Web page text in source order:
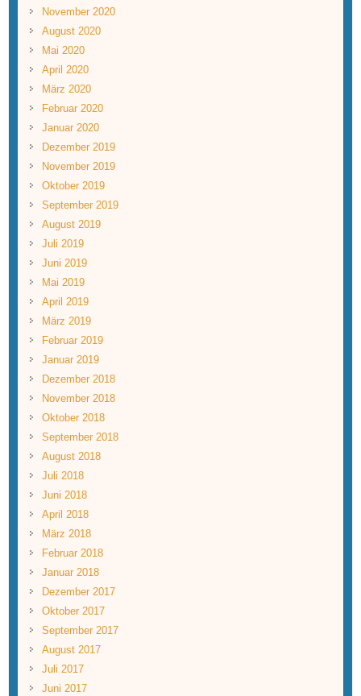
November 2020
August 2020
Mai 2020
April 2020
März 2020
Februar 2020
Januar 2020
Dezember 2019
November 2019
Oktober 2019
September 2019
August 2019
Juli 2019
Juni 2019
Mai 2019
April 2019
März 2019
Februar 2019
Januar 2019
Dezember 2018
November 2018
Oktober 2018
September 2018
August 2018
Juli 2018
Juni 2018
April 2018
März 2018
Februar 2018
Januar 2018
Dezember 2017
Oktober 2017
September 2017
August 2017
Juli 2017
Juni 2017